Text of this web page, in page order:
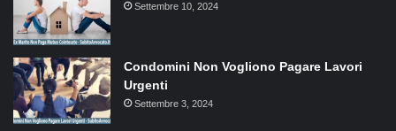
Settembre 10, 2024
Condomini Non Vogliono Pagare Lavori
Urgenti
Settembre 3, 2024